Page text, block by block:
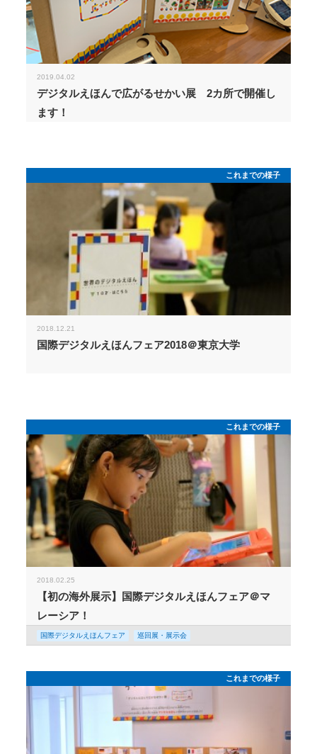
2019.04.02
デジタルえほんで広がるせかい展 2カ所で開催し
ます！
これまでの様子
2018.12.21
国際デジタルえほんフェア2018＠東京大学
これまでの様子
2018.02.25
【初の海外展示】国際デジタルえほんフェア＠マ
レーシア！
国際デジタルえほんフェア 巡回展・展示会
これまでの様子